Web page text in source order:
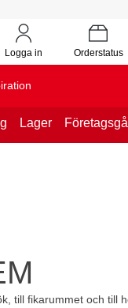
Logga in Orderstatus
Lager
till fikarummet och till